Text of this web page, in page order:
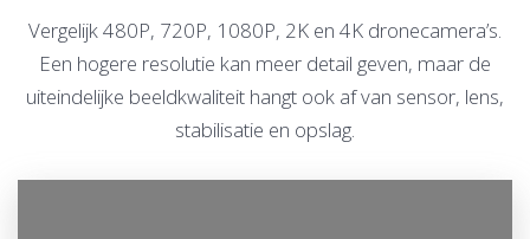
Vergelijk 480P, 720P, 1080P, 2K en 4K dronecamera’s.
Een hogere resolutie kan meer detail geven, maar de
uiteindelijke beeldkwaliteit hangt ook af van sensor, lens,
stabilisatie en opslag.